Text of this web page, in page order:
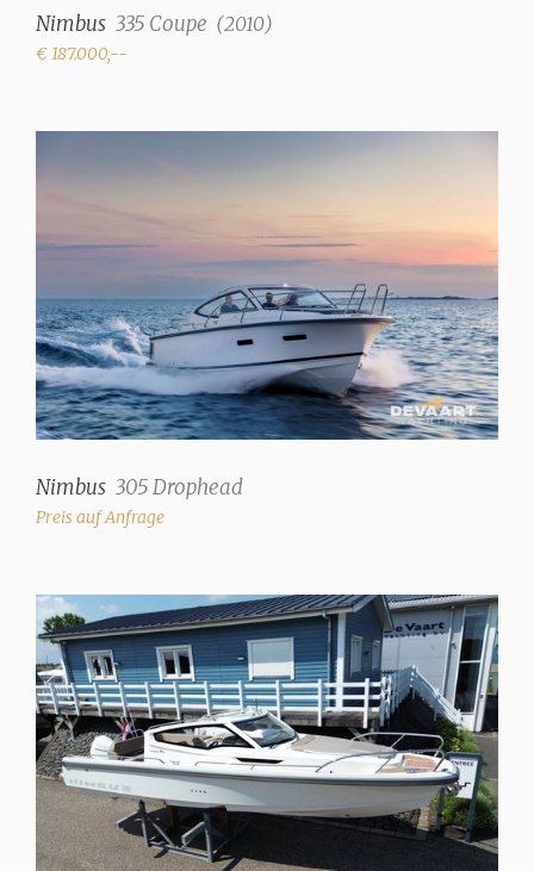
Nimbus 335 Coupe (2010)
€ 187.000,--
Nimbus 305 Drophead
Preis auf Anfrage